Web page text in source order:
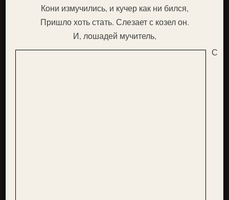
Кони измучились, и кучер как ни бился,
Пришло хоть стать. Слезает с козел он.
И, лошадей мучитель,
С